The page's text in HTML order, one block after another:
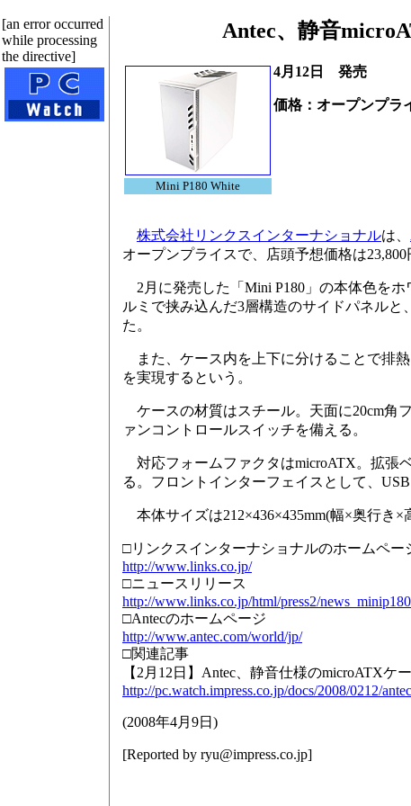
[an error occurred
while processing
the directive]
Antec、静音
Mini P180 White
4月12日 発売
価格：オープンプラ
株式会社リンクスインターナショナルは、
オープンプライスで、店頭予想価格は23,800
2月に発売した「Mini P180」の本体色を
ルミで挟み込んだ3層構造のサイドパネル
た。
また、ケース内を上下に分けることで排
を実現するという。
ケースの材質はスチール。天面に20cm角
ァンコントロールスイッチを備える。
対応フォームファクタはmicroATX。拡張
る。フロントインターフェイスとして、
本体サイズは212×436×435mm(幅×奥行き×
□リンクスインターナショナルのホームペー
http://www.links.co.jp/
□ニュースリリース
http://www.links.co.jp/html/press2/
□Antecのホームページ
http://www.antec.com/world/jp/
□関連記事
【2月12日】Antec、静音仕様のmicroATXケ
http://pc.watch.impress.co.jp/docs/2008/0212/
(2008年4月9日 )
[Reported by ryu@impress.co.jp]